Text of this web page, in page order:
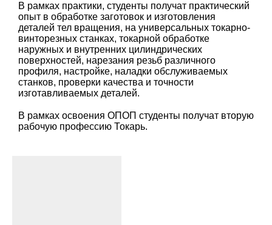
В рамках практики, студенты получат практический
опыт в обработке заготовок и изготовления
деталей тел вращения, на универсальных токарно-
винторезных станках, токарной обработке
наружных и внутренних цилиндрических
поверхностей, нарезания резьб различного
профиля, настройке, наладки обслуживаемых
станков, проверки качества и точности
изготавливаемых деталей.
В рамках освоения ОПОП студенты получат вторую
рабочую профессию Токарь.